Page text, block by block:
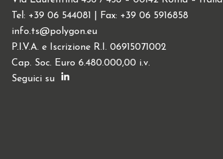
Tel: +39 06 544081 | Fax: +39 06 5916858
info.ts@polygon.eu
P.I.V.A. e Iscrizione R.I. 06915071002
Cap. Soc. Euro 6.480.000,00 i.v.
Seguici su